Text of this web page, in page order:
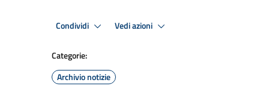
Condividi Vedi azioni
Categorie:
Archivio notizie